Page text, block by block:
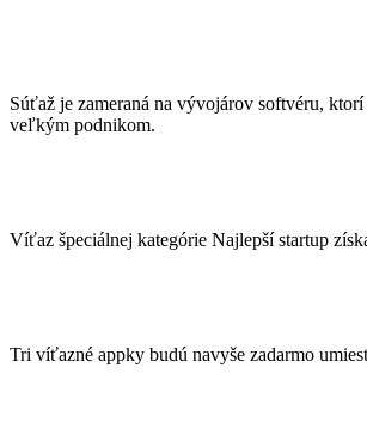
Súťaž je zameraná na vývojárov softvéru,
veľkým podnikom.
Víťaz špeciálnej kategórie Najlepší startup
Tri víťazné appky budú navyše zadarmo